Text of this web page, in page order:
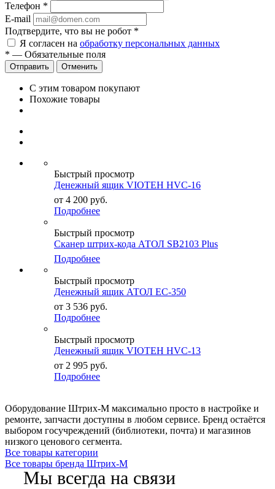
Телефон *
E-mail
Подтвердите, что вы не робот *
Я согласен на обработку персональных данных
* — Обязательные поля
Отправить Отменить
С этим товаром покупают
Похожие товары
Быстрый просмотр
Денежный ящик VIOTEH HVC-16
от 4 200 руб.
Подробнее
Быстрый просмотр
Сканер штрих-кода АТОЛ SB2103 Plus
Подробнее
Быстрый просмотр
Денежный ящик АТОЛ EC-350
от 3 536 руб.
Подробнее
Быстрый просмотр
Денежный ящик VIOTEH HVC-13
от 2 995 руб.
Подробнее
Оборудование Штрих-М максимально просто в настройке и
ремонте, запчасти доступны в любом сервисе. Бренд остаётся
выбором госучреждений (библиотеки, почта) и магазинов
низкого ценового сегмента.
Все товары категории
Все товары бренда Штрих-М
Мы всегда на связи